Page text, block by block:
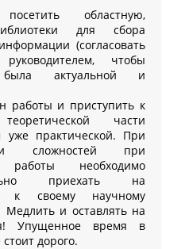
областную,
для сбора
(согласовать
чтобы
была актуальной и
работы и приступить к
части
уже практической. При
сложностей при
работы необходимо
приехать на
к своему научному
Медлить и оставлять на
Упущенное время в
дорого.